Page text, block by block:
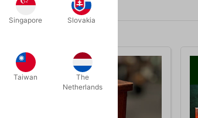
Singapore Slovakia
Taiwan
The
Netherlands